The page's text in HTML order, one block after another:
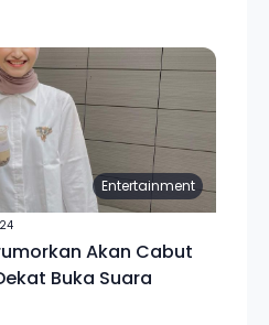
Entertainment
Akan Cabut
Buka Suara